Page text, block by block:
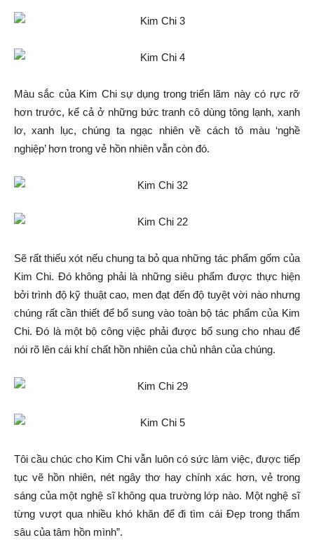
Màu sắc của Kim Chi sự dụng trong triển lãm này có rực rỡ
hơn trước, kể cả ở những bức tranh cô dùng tông lạnh, xanh
lơ, xanh lục, chúng ta ngạc nhiên về cách tô màu ‘nghề
nghiệp’ hơn trong vẻ hồn nhiên vẫn còn đó.
Sẽ rất thiếu xót nếu chung ta bỏ qua những tác phẩm gốm của
Kim Chi. Đó không phải là những siêu phẩm được thực hiện
bởi trình độ kỹ thuật cao, men đạt đến độ tuyệt vời nào nhưng
chúng rất cần thiết để bổ sung vào toàn bộ tác phẩm của Kim
Chi. Đó là một bộ công việc phải được bổ sung cho nhau để
nói rõ lên cái khí chất hồn nhiên của chủ nhân của chúng.
Tôi cầu chúc cho Kim Chi vẫn luôn có sức làm việc, được tiếp
tục vẽ hồn nhiên, nét ngây thơ hay chính xác hơn, vẻ trong
sáng của một nghệ sĩ không qua trường lớp nào. Một nghệ sĩ
từng vượt qua nhiều khó khăn để đi tìm cái Đẹp trong thẩm
sâu của tâm hồn mình”.